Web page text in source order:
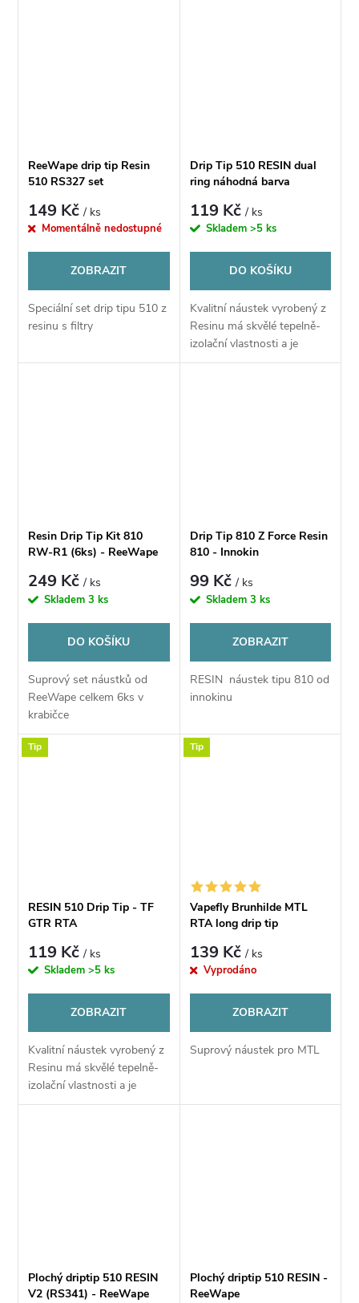
ReeWape drip tip Resin
510 RS327 set
149 Kč/ ks
Momentálně nedostupné
ZOBRAZIT
Speciální set drip tipu 510 z
resinu s filtry
Drip Tip 510 RESIN dual
ring náhodná barva
119 Kč/ ks
Skladem >5 ks
DO KOŠÍKU
Kvalitní náustek vyrobený z
Resinu má skvělé tepelně-
izolační vlastnosti a je
příjemný do úst. Snadno se
Resin Drip Tip Kit 810
RW-R1 (6ks) - ReeWape
249 Kč/ ks
Skladem3 ks
DO KOŠÍKU
Suprový set náustků od
ReeWape celkem 6ks v
krabičce
Drip Tip 810 Z Force Resin
810 - Innokin
99 Kč/ ks
Skladem 3 ks
ZOBRAZIT
RESIN náustek tipu 810 od
innokinu
Tip
RESIN 510 Drip Tip - TF
GTR RTA
119 Kč/ ks
Skladem>5 ks
ZOBRAZIT
Kvalitní náustek vyrobený z
Resinu má skvělé tepelně-
izolační vlastnosti a je
příjemný do úst. Snadno se
Tip
Vapefly Brunhilde MTL
RTA long drip tip
139 Kč/ ks
Vyprodáno
ZOBRAZIT
Suprový náustek pro MTL
Plochý driptip 510 RESIN
V2 (RS341) - ReeWape
Plochý driptip 510 RESIN -
ReeWape